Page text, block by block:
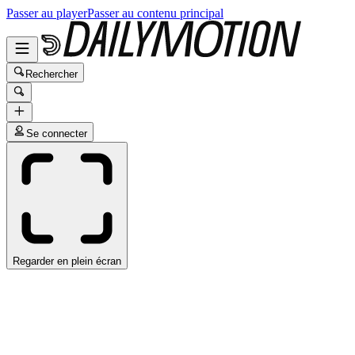
Passer au playerPasser au contenu principal
Rechercher
Se connecter
Regarder en plein écran